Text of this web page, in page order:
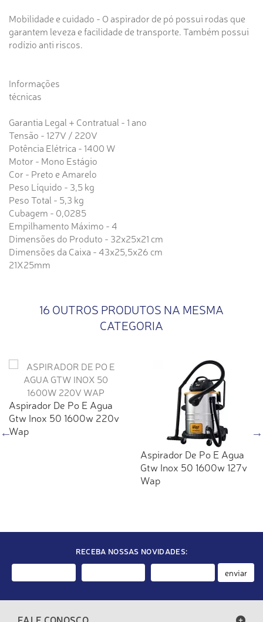
Mobilidade e cuidado - O aspirador de pó possui rodas que
garantem leveza e facilidade de transporte. Também possui
rodízio anti riscos.
Informações
técnicas
Garantia Legal + Contratual - 1 ano
Tensão - 127V / 220V
Potência Elétrica - 1400 W
Motor - Mono Estágio
Cor - Preto e Amarelo
Peso Líquido - 3,5 kg
Peso Total - 5,3 kg
Cubagem - 0,0285
Empilhamento Máximo - 4
Dimensões do Produto - 32x25x21 cm
Dimensões da Caixa - 43x25,5x26 cm
21X25mm
16 OUTROS PRODUTOS NA MESMA
CATEGORIA
Aspirador De Po E Agua
Gtw Inox 50 1600w 220v
Wap
Aspirador De Po E Agua
Gtw Inox 50 1600w 127v
Wap
RECEBA NOSSAS NOVIDADES:
enviar